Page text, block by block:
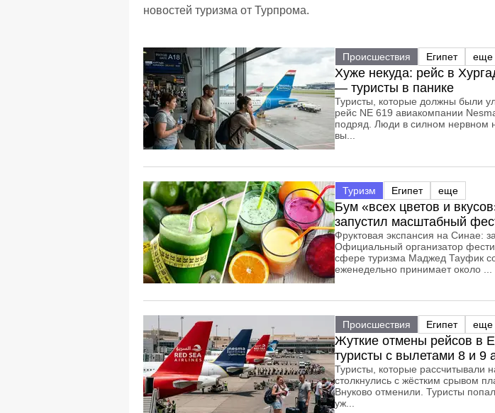
новостей туризма от Турпрома.
Происшествия Египет еще
Хуже некуда: рейс в
— туристы в панике
Туристы, которые должны были
рейс NE 619 авиакомпании
подряд. Люди в силном нервном
вы...
Туризм Египет еще
Бум «всех цветов и
запустил масштабный
Фруктовая экспансия на Синае:
Официальный организатор
сфере туризма Маджед Тауфик
еженедельно принимает около ...
Происшествия Египет еще
Жуткие отмены рейсов в
туристы с вылетами 8 и 9
Туристы, которые рассчитывали
столкнулись с жёстким срывом
Внуково отменили. Туристы
уж...